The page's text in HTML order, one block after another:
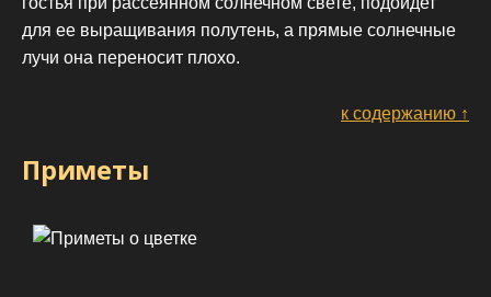
для ее выращивания полутень, а прямые солнечные
лучи она переносит плохо.
к содержанию ↑
Приметы